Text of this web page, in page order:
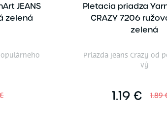
JEANS
zelená
Pletacia priadza
CRAZY 7206
zelená
Priazda Jeans Crazy od
vý
1.19 € 1.89